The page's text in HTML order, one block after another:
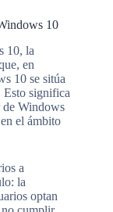
10
10, la
en
10 se sitúa
Esto significa
de Windows
el ámbito
a
la
optan